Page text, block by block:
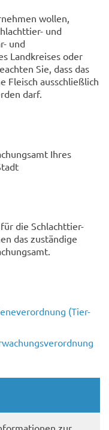
wollen,
und
und
Landkreises oder
Sie, dass das
Fleisch ausschließlich
darf.
Ihres
die Schlachttier-
das zuständige
(Tier-